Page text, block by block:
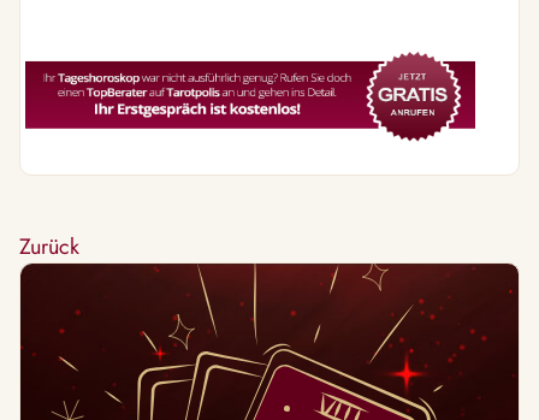
Zurück